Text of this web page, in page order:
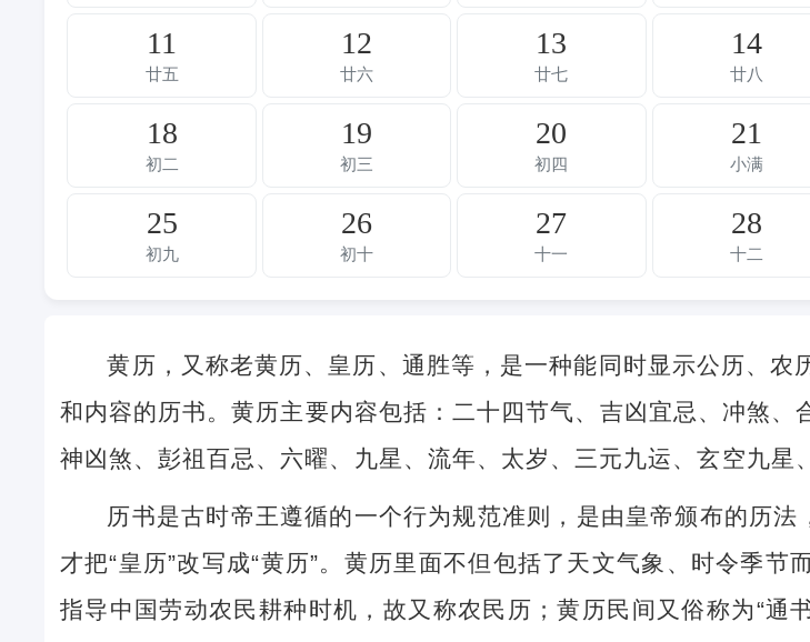
11
廿五
12
廿六
13
廿七
14
廿八
18
初二
19
初三
20
初四
21
小满
25
初九
26
初十
27
十一
28
十二
黄历，又称老黄历、皇历、通胜等，是一种能同时显示公历、
和内容的历书。黄历主要内容包括：二十四节气、吉凶宜忌、冲煞
神凶煞、彭祖百忌、六曜、九星、流年、太岁、三元九运、玄空九星
历书是古时帝王遵循的一个行为规范准则，是由皇帝颁布的历法
才把“皇历”改写成“黄历”。黄历里面不但包括了天文气象、时令季
指导中国劳动农民耕种时机，故又称农民历；黄历民间又俗称为“通